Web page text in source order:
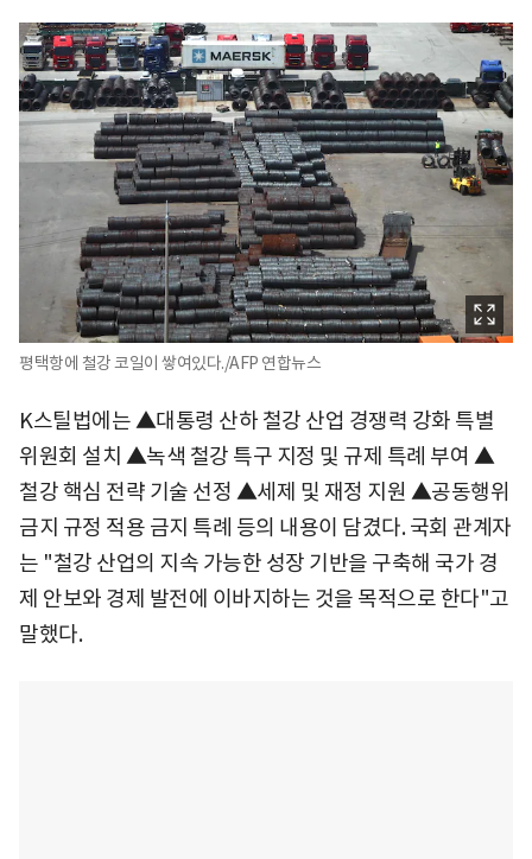
평택항에 철강 코일이 쌓여있다./AFP 연합뉴스
K스틸법에는 ▲대통령 산하 철강 산업 경쟁력 강화 특별
위원회 설치 ▲녹색 철강 특구 지정 및 규제 특례 부여 ▲
철강 핵심 전략 기술 선정 ▲세제 및 재정 지원 ▲공동행위
금지 규정 적용 금지 특례 등의 내용이 담겼다. 국회 관계자
는 "철강 산업의 지속 가능한 성장 기반을 구축해 국가 경
제 안보와 경제 발전에 이바지하는 것을 목적으로 한다"고
말했다.